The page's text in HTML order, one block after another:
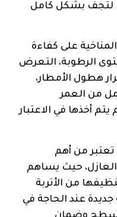
لتجف بشكل كامل
على كفاءة
الرطوبة، التعرض
هطول الأمطار،
من العمر
يتم أخذها في الاعتبار
تعتبر من أهم
حيث يساهم
من الأتربة
عند الحاجة في